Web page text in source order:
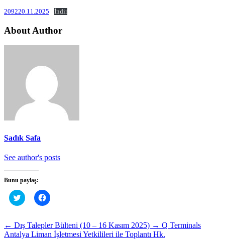
209220.11.2025 İndir
About Author
Sadık Safa
See author's posts
Bunu paylaş:
Twitter
üzerinde
tıklayın
(Yeni
pencerede
Facebook'ta
paylaşmak
(Yeni
pencerede
açılır)
← Dış Talepler Bülteni (10 – 16 Kasım 2025) → Q Terminals
Antalya Liman İşletmesi Yetkilileri ile Toplantı Hk.